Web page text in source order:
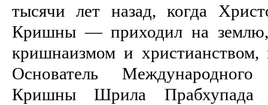
тысячи лет назад, когда
Кришны — приходил на
кришнаизмом и христианством,
Основатель
Кришны Шрила Прабхупада